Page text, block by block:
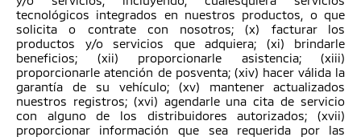
tecnológicos integrados en nuestros productos, o que
solicita o contrate con nosotros; (x) facturar los
productos y/o servicios que adquiera; (xi) brindarle
beneficios; (xii) proporcionarle asistencia; (xiii)
proporcionarle atención de posventa; (xiv) hacer válida la
garantía de su vehículo; (xv) mantener actualizados
nuestros registros; (xvi) agendarle una cita de servicio
con alguno de los distribuidores autorizados; (xvii)
proporcionar información que sea requerida por las